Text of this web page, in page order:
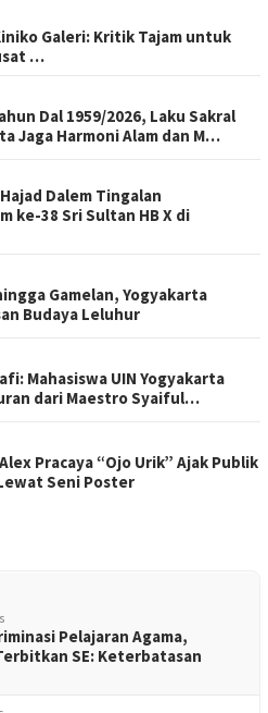
Galeri: Kritik Tajam untuk
…
Dal 1959/2026, Laku Sakral
Jaga Harmoni Alam dan M…
Dalem Tingalan
ke-38 Sri Sultan HB X di
Gamelan, Yogyakarta
Budaya Leluhur
Mahasiswa UIN Yogyakarta
dari Maestro Syaiful…
Pracaya “Ojo Urik” Ajak Publik
Seni Poster
Pelajaran Agama,
SE: Keterbatasan